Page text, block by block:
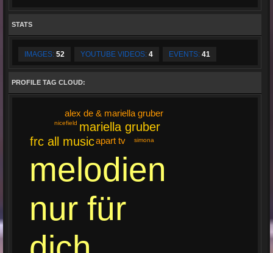
STATS
IMAGES: 52 YOUTUBE VIDEOS: 4 EVENTS: 41
PROFILE TAG CLOUD:
melodien
nur für
frc all music
mariella gruber
apart tv
alex de & mariella gruber
simona
nicefield